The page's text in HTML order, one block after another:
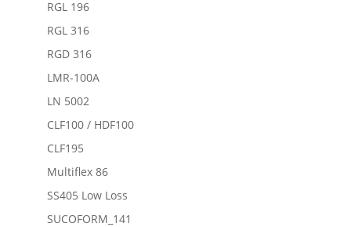
RGL 196
RGL 316
RGD 316
LMR-100A
LN 5002
CLF100 / HDF100
CLF195
Multiflex 86
SS405 Low Loss
SUCOFORM_141